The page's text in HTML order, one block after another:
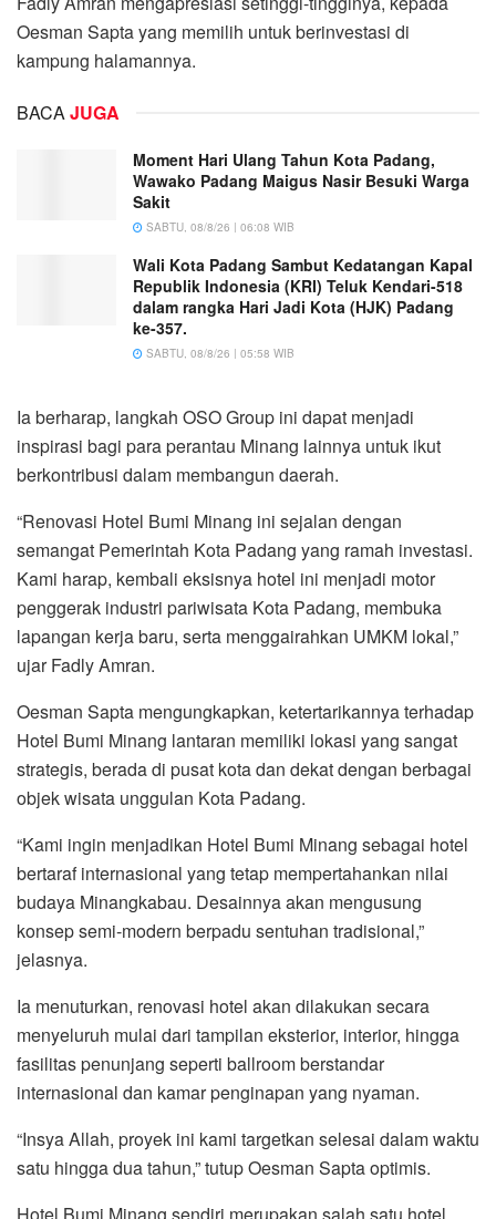
Oesman Sapta yang memilih untuk berinvestasi di
kampung halamannya.
BACAJUGA
Moment Hari Ulang Tahun Kota Padang,
Wawako Padang Maigus Nasir Besuki Warga
Sakit
SABTU, 08/8/26 | 06:08 WIB
Wali Kota Padang Sambut Kedatangan Kapal
Republik Indonesia (KRI) Teluk Kendari-518
dalam rangka Hari Jadi Kota (HJK) Padang
ke-357.
SABTU, 08/8/26 | 05:58 WIB
Ia berharap, langkah OSO Group ini dapat menjadi
inspirasi bagi para perantau Minang lainnya untuk ikut
berkontribusi dalam membangun daerah.
“Renovasi Hotel Bumi Minang ini sejalan dengan
semangat Pemerintah Kota Padang yang ramah investasi.
Kami harap, kembali eksisnya hotel ini menjadi motor
penggerak industri pariwisata Kota Padang, membuka
lapangan kerja baru, serta menggairahkan UMKM lokal,”
ujar Fadly Amran.
Oesman Sapta mengungkapkan, ketertarikannya terhadap
Hotel Bumi Minang lantaran memiliki lokasi yang sangat
strategis, berada di pusat kota dan dekat dengan berbagai
objek wisata unggulan Kota Padang.
“Kami ingin menjadikan Hotel Bumi Minang sebagai hotel
bertaraf internasional yang tetap mempertahankan nilai
budaya Minangkabau. Desainnya akan mengusung
konsep semi-modern berpadu sentuhan tradisional,”
jelasnya.
Ia menuturkan, renovasi hotel akan dilakukan secara
menyeluruh mulai dari tampilan eksterior, interior, hingga
fasilitas penunjang seperti ballroom berstandar
internasional dan kamar penginapan yang nyaman.
“Insya Allah, proyek ini kami targetkan selesai dalam waktu
satu hingga dua tahun,” tutup Oesman Sapta optimis.
Hotel Bumi Minang sendiri merupakan salah satu hotel